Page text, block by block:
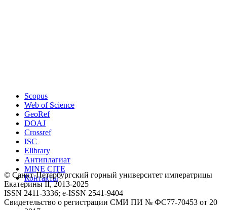
Scopus
Web of Science
GeoRef
DOAJ
Crossref
ISC
Elibrary
Антиплагиат
MINE CITE
Контакты
© Санкт-Петербургский горный университет императрицы
Екатерины ΙΙ, 2013-2025
ISSN 2411-3336; e-ISSN 2541-9404
Свидетельство о регистрации СМИ ПИ № ФС77-70453 от 20